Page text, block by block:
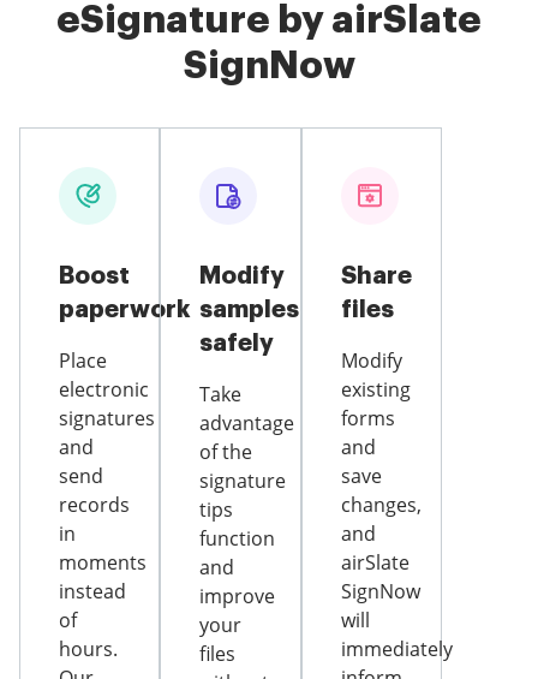
eSignature by airSlate
SignNow
Boost
paperwork
Place
electronic
signatures
and
send
records
in
moments
instead
of
hours.
Modify
samples
safely
Take
advantage
of the
signature
tips
function
and
improve
your
files
Share
files
Modify
existing
forms
and
save
changes,
and
airSlate
SignNow
will
immediately